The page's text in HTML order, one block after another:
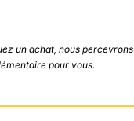
un achat, nous percevrons
pour vous.